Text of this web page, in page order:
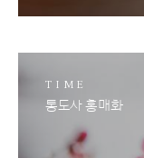
TIME
통도사 홍매화